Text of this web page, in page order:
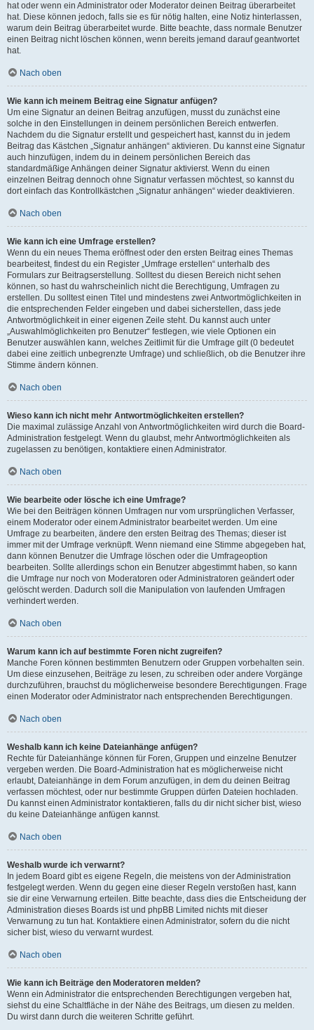
hat oder wenn ein Administrator oder Moderator deinen Beitrag überarbeitet
hat. Diese können jedoch, falls sie es für nötig halten, eine Notiz hinterlassen,
warum dein Beitrag überarbeitet wurde. Bitte beachte, dass normale Benutzer
einen Beitrag nicht löschen können, wenn bereits jemand darauf geantwortet
hat.
Nach oben
Wie kann ich meinem Beitrag eine Signatur anfügen?
Um eine Signatur an deinen Beitrag anzufügen, musst du zunächst eine
solche in den Einstellungen in deinem persönlichen Bereich entwerfen.
Nachdem du die Signatur erstellt und gespeichert hast, kannst du in jedem
Beitrag das Kästchen „Signatur anhängen“ aktivieren. Du kannst eine Signatur
auch hinzufügen, indem du in deinem persönlichen Bereich das
standardmäßige Anhängen deiner Signatur aktivierst. Wenn du einen
einzelnen Beitrag dennoch ohne Signatur verfassen möchtest, so kannst du
dort einfach das Kontrollkästchen „Signatur anhängen“ wieder deaktivieren.
Nach oben
Wie kann ich eine Umfrage erstellen?
Wenn du ein neues Thema eröffnest oder den ersten Beitrag eines Themas
bearbeitest, findest du ein Register „Umfrage erstellen“ unterhalb des
Formulars zur Beitragserstellung. Solltest du diesen Bereich nicht sehen
können, so hast du wahrscheinlich nicht die Berechtigung, Umfragen zu
erstellen. Du solltest einen Titel und mindestens zwei Antwortmöglichkeiten in
die entsprechenden Felder eingeben und dabei sicherstellen, dass jede
Antwortmöglichkeit in einer eigenen Zeile steht. Du kannst auch unter
„Auswahlmöglichkeiten pro Benutzer“ festlegen, wie viele Optionen ein
Benutzer auswählen kann, welches Zeitlimit für die Umfrage gilt (0 bedeutet
dabei eine zeitlich unbegrenzte Umfrage) und schließlich, ob die Benutzer ihre
Stimme ändern können.
Nach oben
Wieso kann ich nicht mehr Antwortmöglichkeiten erstellen?
Die maximal zulässige Anzahl von Antwortmöglichkeiten wird durch die Board-
Administration festgelegt. Wenn du glaubst, mehr Antwortmöglichkeiten als
zugelassen zu benötigen, kontaktiere einen Administrator.
Nach oben
Wie bearbeite oder lösche ich eine Umfrage?
Wie bei den Beiträgen können Umfragen nur vom ursprünglichen Verfasser,
einem Moderator oder einem Administrator bearbeitet werden. Um eine
Umfrage zu bearbeiten, ändere den ersten Beitrag des Themas; dieser ist
immer mit der Umfrage verknüpft. Wenn niemand eine Stimme abgegeben hat,
dann können Benutzer die Umfrage löschen oder die Umfrageoption
bearbeiten. Sollte allerdings schon ein Benutzer abgestimmt haben, so kann
die Umfrage nur noch von Moderatoren oder Administratoren geändert oder
gelöscht werden. Dadurch soll die Manipulation von laufenden Umfragen
verhindert werden.
Nach oben
Warum kann ich auf bestimmte Foren nicht zugreifen?
Manche Foren können bestimmten Benutzern oder Gruppen vorbehalten sein.
Um diese einzusehen, Beiträge zu lesen, zu schreiben oder andere Vorgänge
durchzuführen, brauchst du möglicherweise besondere Berechtigungen. Frage
einen Moderator oder Administrator nach entsprechenden Berechtigungen.
Nach oben
Weshalb kann ich keine Dateianhänge anfügen?
Rechte für Dateianhänge können für Foren, Gruppen und einzelne Benutzer
vergeben werden. Die Board-Administration hat es möglicherweise nicht
erlaubt, Dateianhänge in dem Forum anzufügen, in dem du deinen Beitrag
verfassen möchtest, oder nur bestimmte Gruppen dürfen Dateien hochladen.
Du kannst einen Administrator kontaktieren, falls du dir nicht sicher bist, wieso
du keine Dateianhänge anfügen kannst.
Nach oben
Weshalb wurde ich verwarnt?
In jedem Board gibt es eigene Regeln, die meistens von der Administration
festgelegt werden. Wenn du gegen eine dieser Regeln verstoßen hast, kann
sie dir eine Verwarnung erteilen. Bitte beachte, dass dies die Entscheidung der
Administration dieses Boards ist und phpBB Limited nichts mit dieser
Verwarnung zu tun hat. Kontaktiere einen Administrator, sofern du die nicht
sicher bist, wieso du verwarnt wurdest.
Nach oben
Wie kann ich Beiträge den Moderatoren melden?
Wenn ein Administrator die entsprechenden Berechtigungen vergeben hat,
siehst du eine Schaltfläche in der Nähe des Beitrags, um diesen zu melden.
Du wirst dann durch die weiteren Schritte geführt.